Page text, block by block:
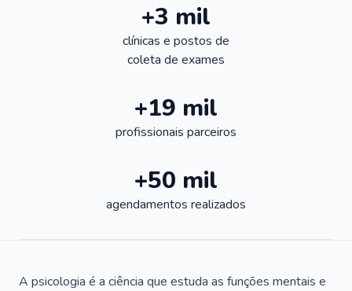
+3 mil
clínicas e postos de
coleta de exames
+19 mil
profissionais parceiros
+50 mil
agendamentos realizados
A psicologia é a ciência que estuda as funções mentais e